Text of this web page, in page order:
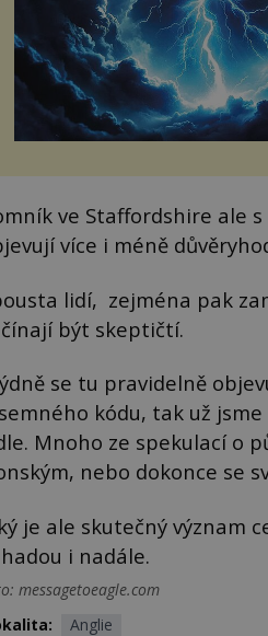
ve Staffordshire ale
více i méně
lidí, zejména pak
být skeptičtí.
se tu pravidelně
kódu, tak už
Mnoho ze spekulací o
nebo dokonce se
je ale skutečný význam
i nadále.
messagetoeagle.com
Anglie